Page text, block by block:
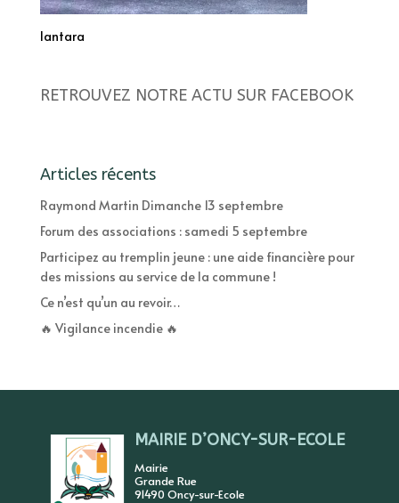
lantara
RETROUVEZ NOTRE ACTU SUR FACEBOOK
Articles récents
Raymond Martin Dimanche 13 septembre
Forum des associations : samedi 5 septembre
Participez au tremplin jeune : une aide financière pour
des missions au service de la commune !
Ce n’est qu’un au revoir…
🔥 Vigilance incendie 🔥
MAIRIE D’ONCY-SUR-ECOLE
Mairie
Grande Rue
91490 Oncy-sur-Ecole